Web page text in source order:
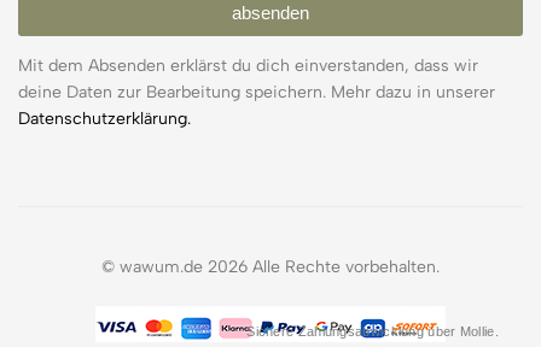
absenden
Mit dem Absenden erklärst du dich einverstanden, dass wir
deine Daten zur Bearbeitung speichern. Mehr dazu in unserer
Datenschutzerklärung.
© wawum.de 2026 Alle Rechte vorbehalten.
Sichere Zahlungsabwicklung über Mollie.